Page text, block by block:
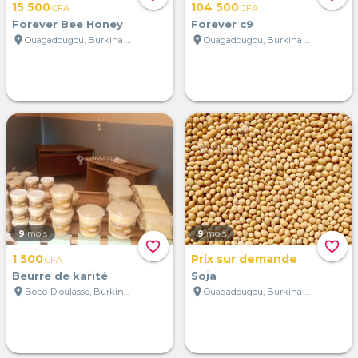
15 500CFA
Forever Bee Honey
location_on
Ouagadougou, Burkina Faso
104 500CFA
Forever c9
location_on
Ouagadougou, Burkina Faso
favorite_border
9 mois
1 500CFA
Beurre de karité
location_on
Bobo-Dioulasso, Burkina Faso
favorite_border
9 mois
Prix sur demande
Soja
location_on
Ouagadougou, Burkina Faso